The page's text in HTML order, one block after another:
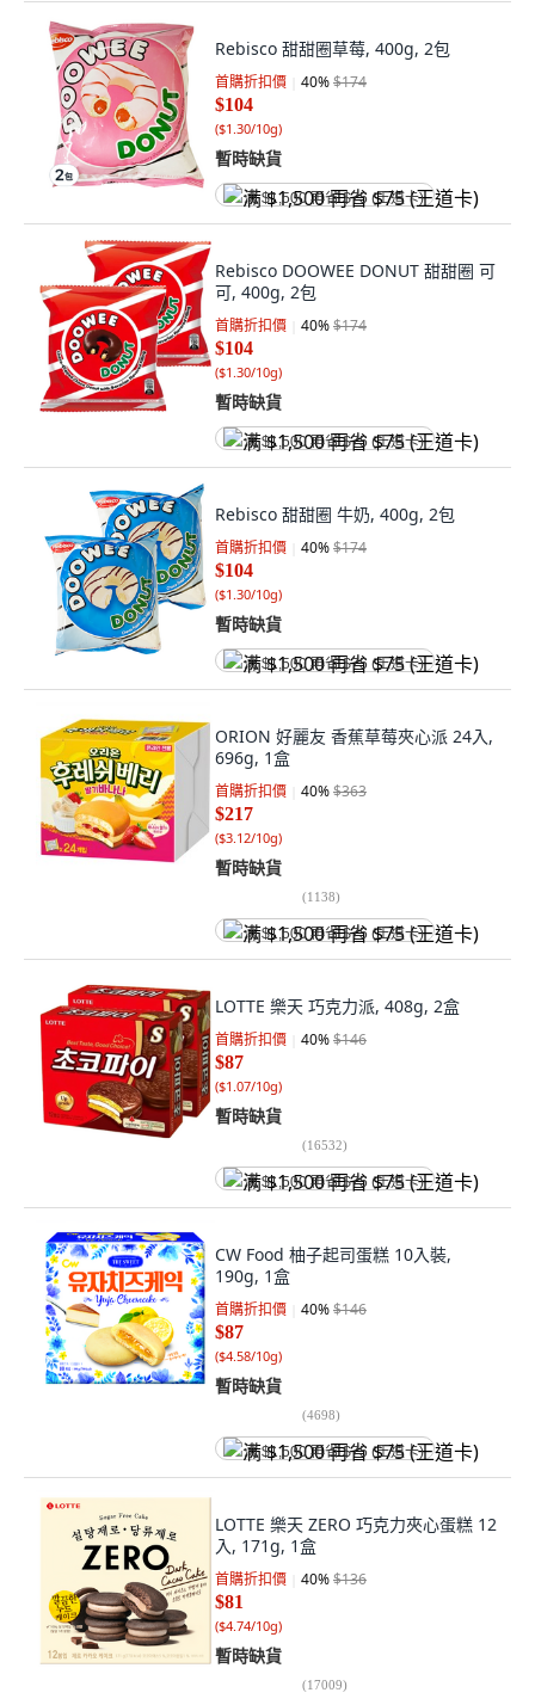
Rebisco 甜甜圈草莓, 400g, 2包
首購折扣價 40%$174
$104
($1.30/10g)
暫時缺貨
满 $1,500 再省 $75 (王道卡)
Rebisco DOOWEE DONUT 甜甜圈 可
可, 400g, 2包
首購折扣價 40%$174
$104
($1.30/10g)
暫時缺貨
满 $1,500 再省 $75 (王道卡)
Rebisco 甜甜圈 牛奶, 400g, 2包
首購折扣價 40%$174
$104
($1.30/10g)
暫時缺貨
满 $1,500 再省 $75 (王道卡)
ORION 好麗友 香蕉草莓夾心派 24入,
696g, 1盒
首購折扣價 40%$363
$217
($3.12/10g)
暫時缺貨
(1138)
满 $1,500 再省 $75 (王道卡)
LOTTE 樂天 巧克力派, 408g, 2盒
首購折扣價 40%$146
$87
($1.07/10g)
暫時缺貨
(16532)
满 $1,500 再省 $75 (王道卡)
CW Food 柚子起司蛋糕 10入裝,
190g, 1盒
首購折扣價 40%$146
$87
($4.58/10g)
暫時缺貨
(4698)
满 $1,500 再省 $75 (王道卡)
LOTTE 樂天 ZERO 巧克力夾心蛋糕 12
入, 171g, 1盒
首購折扣價 40%$136
$81
($4.74/10g)
暫時缺貨
(17009)